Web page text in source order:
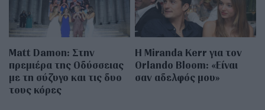
Matt Damon: Στην
πρεμιέρα της Οδύσσειας
με τη σύζυγο και τις δυο
τους κόρες
Η Miranda Kerr για τον
Orlando Bloom: «Είναι
σαν αδελφός μου»